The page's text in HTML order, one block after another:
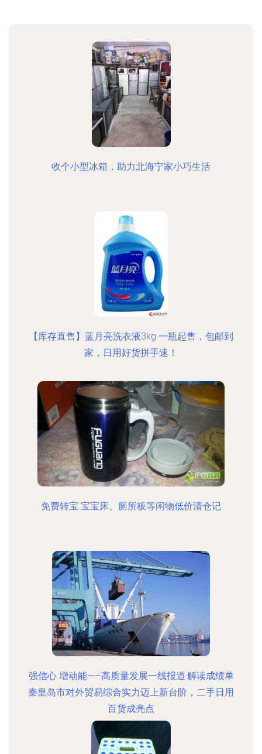
收个小型冰箱，助力北海宁家小巧生活
【库存直售】蓝月亮洗衣液3kg 一瓶起售，包邮到
家，日用好货拼手速！
免费转宝 宝宝床、厕所板等闲物低价清仓记
强信心 增动能——高质量发展一线报道·解读成绩单
秦皇岛市对外贸易综合实力迈上新台阶，二手日用
百货成亮点